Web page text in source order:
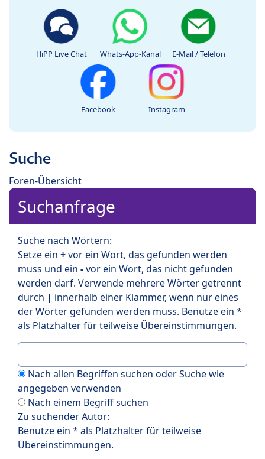
HiPP Live Chat Whats-App-Kanal E-Mail / Telefon
Facebook Instagram
Suche
Foren-Übersicht
Suchanfrage
Suche nach Wörtern:
Setze ein +vor ein Wort, das gefunden werden
muss und ein -vor ein Wort, das nicht gefunden
werden darf. Verwende mehrere Wörter getrennt
durch | innerhalb einer Klammer, wenn nur eines
der Wörter gefunden werden muss. Benutze ein *
als Platzhalter für teilweise Übereinstimmungen.
Nach allen Begriffen suchen oder Suche wie
angegeben verwenden
Nach einem Begriff suchen
Zu suchender Autor:
Benutze ein * als Platzhalter für teilweise
Übereinstimmungen.